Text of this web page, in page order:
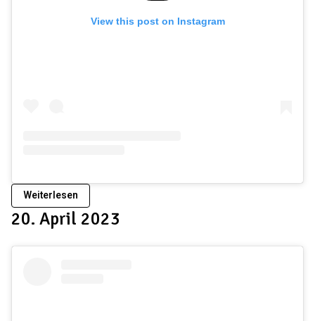
View this post on Instagram
Weiterlesen
20. April 2023